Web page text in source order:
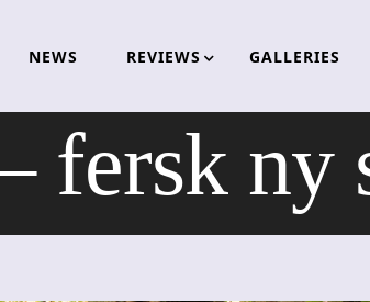
NEWS REVIEWS GALLERIES
ny